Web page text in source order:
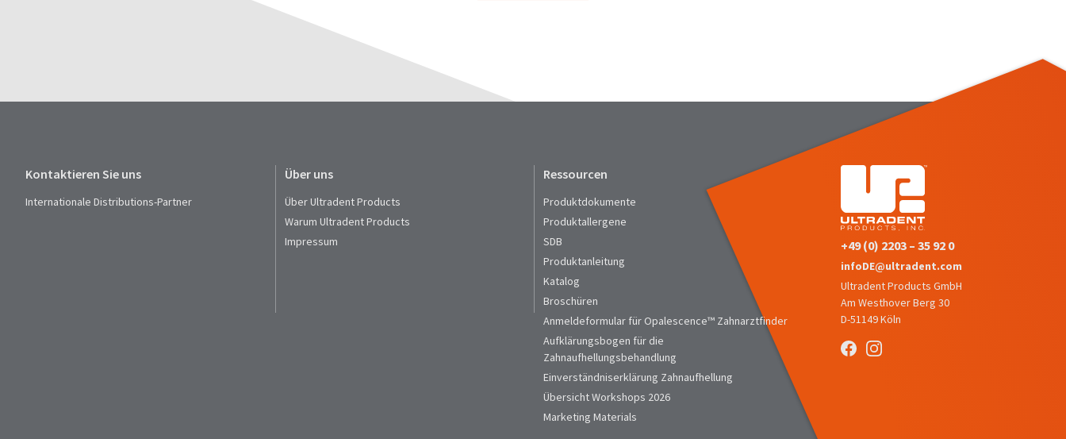
Kontaktieren Sie uns
Internationale Distributions-Partner
Über uns
Über Ultradent Products
Warum Ultradent Products
Impressum
Ressourcen
Produktdokumente
Produktallergene
SDB
Produktanleitung
Katalog
Broschüren
Anmeldeformular für Opalescence™ Zahnarztfinder
Aufklärungsbogen für die
Zahnaufhellungsbehandlung
Einverständniserklärung Zahnaufhellung
Übersicht Workshops 2026
Marketing Materials
+49 (0) 2203 – 35 92 0
infoDE@ultradent.com
Ultradent Products GmbH
Am Westhover Berg 30
D-51149 Köln